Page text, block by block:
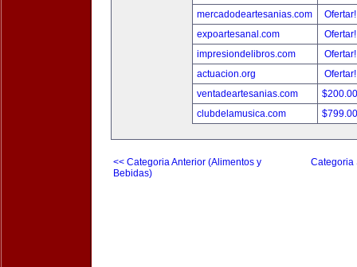
mercadodeartesanias.com
expoartesanal.com
impresiondelibros.com
actuacion.org
ventadeartesanias.com
clubdelamusica.com
<< Categoria Anterior (Alimentos y
Bebidas)
Categoria